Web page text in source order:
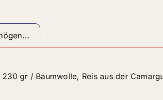
gr / Baumwolle, Reis aus der